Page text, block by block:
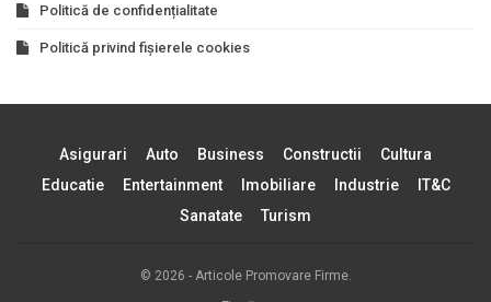
Politică de confidențialitate
Politică privind fișierele cookies
Asigurari Auto Business Constructii
Cultura
Educatie
Entertainment Imobiliare Industrie
IT&C
Sanatate
Turism
© 2026 - Articole Promovare Firme.